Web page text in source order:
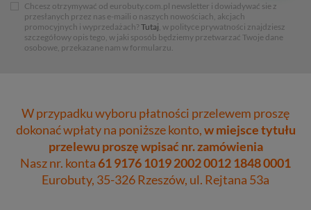
Chcesz otrzymywać od eurobuty.com.pl newsletter i dowiadywać sie z
przesłanych przez nas e-maili o naszych nowościach, akcjach
promocyjnych i wyprzedażach? Tutaj, w polityce prywatności znajdziesz
szczegółowy opis tego, w jaki sposób będziemy przetwarzać Twoje dane
osobowe, przekazane nam w formularzu.
W przypadku wyboru płatności przelewem proszę
dokonać wpłaty na poniższe konto,w miejsce tytułu
przelewu proszę wpisać nr. zamówienia
Nasz nr. konta61 9176 1019 2002 0012 1848 0001
Eurobuty, 35-326 Rzeszów, ul. Rejtana 53a